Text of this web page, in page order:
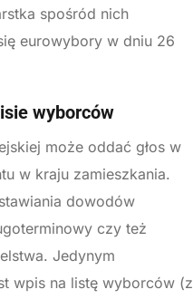
spośród nich
eurowybory w dniu 26
wyborców
może oddać głos w
w kraju zamieszkania.
dowodów
czy też
Jedynym
wpis na listę wyborców (z